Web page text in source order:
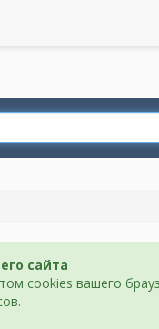
сайта
cookies вашего